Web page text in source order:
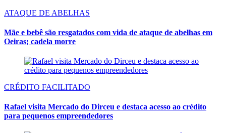
ATAQUE DE ABELHAS
Mãe e bebê são resgatados com vida de ataque de abelhas em
Oeiras; cadela morre
CRÉDITO FACILITADO
Rafael visita Mercado do Dirceu e destaca acesso ao crédito
para pequenos empreendedores